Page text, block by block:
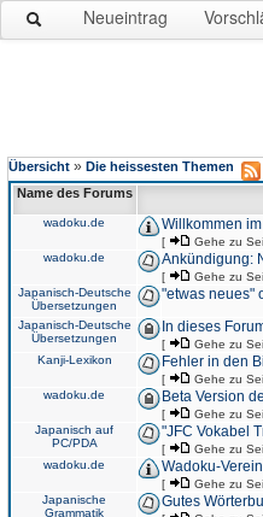
Neueintrag
Übersicht » Die heissesten Themen
Name des Forums
wadoku.de Willkommen
[ Gehe zu
wadoku.de
Ankündigung:
[ Gehe zu
Japanisch-Deutsche
Übersetzungen
"etwas neues"
Japanisch-Deutsche
Übersetzungen
In dieses
[ Gehe zu
Kanji-Lexikon
Fehler in den
[ Gehe zu
wadoku.de
Beta Version
[ Gehe zu
Japanisch auf
PC/PDA
"JFC Vokabel
[ Gehe zu
wadoku.de
Wadoku-
[ Gehe zu
Japanische
Grammatik
Gutes